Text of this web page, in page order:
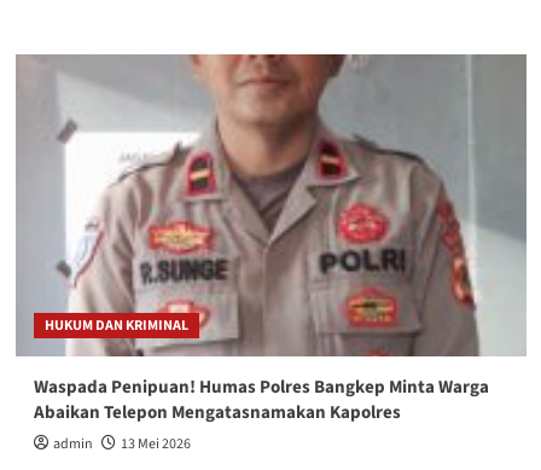
HUKUM DAN KRIMINAL
Waspada Penipuan! Humas Polres Bangkep Minta Warga
Abaikan Telepon Mengatasnamakan Kapolres
admin 13 Mei 2026